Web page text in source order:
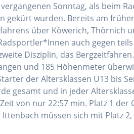
Sonntag, als beim
gekürt wurden. Bereits am
über Köwerich, Thörnich
auch gegen
Disziplin, das
und 185 Höhenmeter
der Altersklassen U13 bis
gesamt und in jeder
von nur 22:57 min. Platz 1 der
müssen sich mit Platz